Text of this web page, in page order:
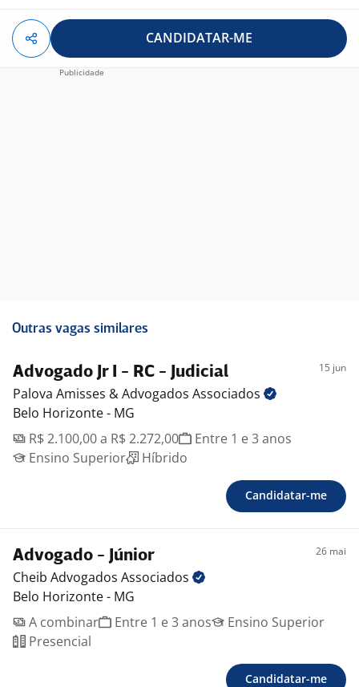
CANDIDATAR-ME
Outras vagas similares
Advogado Jr I - RC - Judicial 15 jun
Palova Amisses & Advogados Associados
Belo Horizonte - MG
R$ 2.100,00 a R$ 2.272,00
Entre 1 e 3 anos
Ensino Superior
Híbrido
Candidatar-me
Advogado - Júnior 26 mai
Cheib Advogados Associados
Belo Horizonte - MG
A combinar
Entre 1 e 3 anos
Ensino Superior
Presencial
Candidatar-me